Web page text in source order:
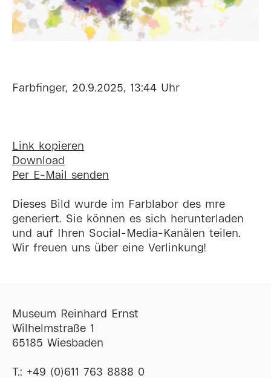
Farbfinger, 20.9.2025, 13:44 Uhr
Link kopieren
Download
Per E-Mail senden
Dieses Bild wurde im Farblabor des mre
generiert. Sie können es sich herunterladen
und auf Ihren Social-Media-Kanälen teilen.
Wir freuen uns über eine Verlinkung!
Museum Reinhard Ernst
Wilhelmstraße 1
65185 Wiesbaden
T.: +49 (0)611 763 8888 0